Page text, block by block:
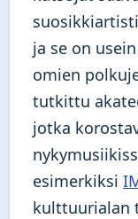
ja se on
omien
tutkittu
jotka
esimerkiksi
kulttuurialan